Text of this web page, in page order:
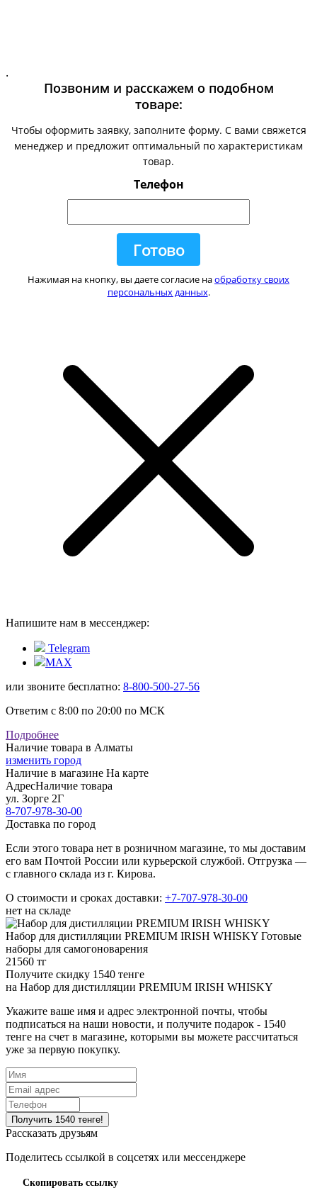
.
Позвоним и расскажем о подобном
товаре:
Чтобы оформить заявку, заполните форму. С вами свяжется
менеджер и предложит оптимальный по характеристикам
товар.
Телефон
Нажимая на кнопку, вы даете согласие наобработку своих
персональных данных.
Напишите нам в мессенджер:
Telegram
MAX
или звоните бесплатно: 8-800-500-27-56
Ответим с 8:00 по 20:00 по МСК
Подробнее
Наличие товара в Алматы
изменить город
Наличие в магазине На карте
АдресНаличие товара
ул. Зорге 2Г
8-707-978-30-00
Доставка по город
Если этого товара нет в розничном магазине, то мы доставим
его вам Почтой России или курьерской службой. Отгрузка —
с главного склада из г. Кирова.
О стоимости и сроках доставки: +7-707-978-30-00
нет на складе
Набор для дистилляции PREMIUM IRISH WHISKY Готовые
наборы для самогоноварения
21560 тг
Получите скидку 1540 тенге
на Набор для дистилляции PREMIUM IRISH WHISKY
Укажите ваше имя и адрес электронной почты, чтобы
подписаться на наши новости, и получите подарок - 1540
тенге на счет в магазине, которыми вы можете рассчитаться
уже за первую покупку.
Рассказать друзьям
Поделитесь ссылкой в соцсетях или мессенджере
Скопировать ссылку